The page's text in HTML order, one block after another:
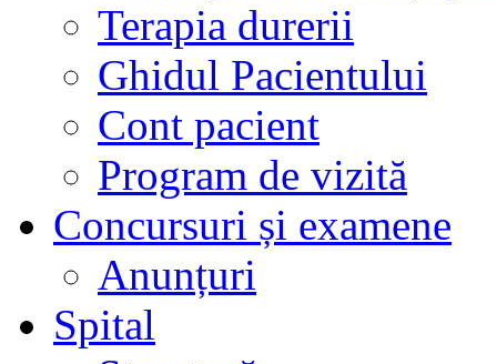
Terapia durerii
Ghidul Pacientului
Cont pacient
Program de vizită
Concursuri și examene
Anunțuri
Spital